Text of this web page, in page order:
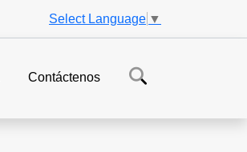
Select Language ▼
Contáctenos